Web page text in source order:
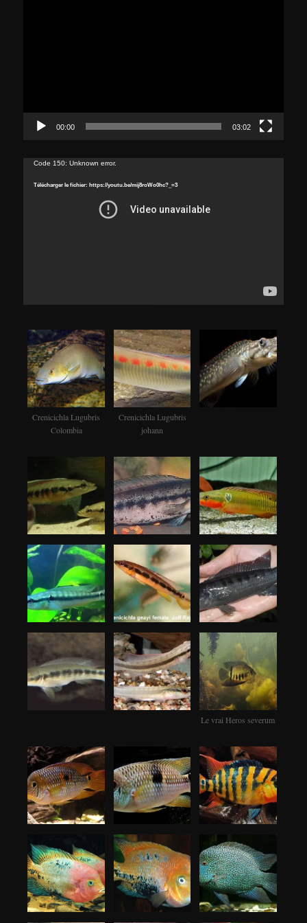
00:00 03:02
Lecteur
Code 150: Unknown error.
Télécharger le fichier: https://youtu.be/mij8roWo0hc?_=3
Crenicichla Lugubris
Colombia
Crenicichla Lugubris
johann
Le vrai Heros severum